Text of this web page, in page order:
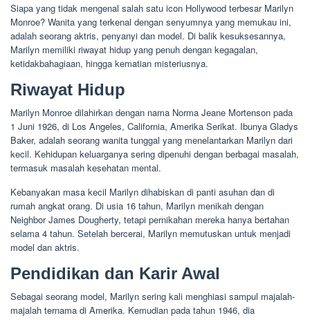
Siapa yang tidak mengenal salah satu icon Hollywood terbesar Marilyn
Monroe? Wanita yang terkenal dengan senyumnya yang memukau ini,
adalah seorang aktris, penyanyi dan model. Di balik kesuksesannya,
Marilyn memiliki riwayat hidup yang penuh dengan kegagalan,
ketidakbahagiaan, hingga kematian misteriusnya.
Riwayat Hidup
Marilyn Monroe dilahirkan dengan nama Norma Jeane Mortenson pada
1 Juni 1926, di Los Angeles, California, Amerika Serikat. Ibunya Gladys
Baker, adalah seorang wanita tunggal yang menelantarkan Marilyn dari
kecil. Kehidupan keluarganya sering dipenuhi dengan berbagai masalah,
termasuk masalah kesehatan mental.
Kebanyakan masa kecil Marilyn dihabiskan di panti asuhan dan di
rumah angkat orang. Di usia 16 tahun, Marilyn menikah dengan
Neighbor James Dougherty, tetapi pernikahan mereka hanya bertahan
selama 4 tahun. Setelah bercerai, Marilyn memutuskan untuk menjadi
model dan aktris.
Pendidikan dan Karir Awal
Sebagai seorang model, Marilyn sering kali menghiasi sampul majalah-
majalah ternama di Amerika. Kemudian pada tahun 1946, dia